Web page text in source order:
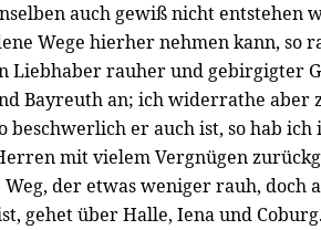
auch gewiß nicht entstehen
Wege hierher nehmen kann, so
Liebhaber rauher und gebirgigter
Bayreuth an; ich widerrathe aber
beschwerlich er auch ist, so hab ich
mit vielem Vergnügen
der etwas weniger rauh, doch
gehet über Halle, Iena und